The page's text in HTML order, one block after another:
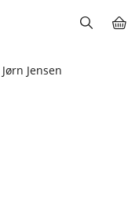
Jørn Jensen